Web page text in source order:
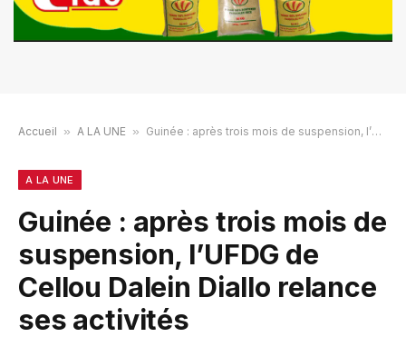
Accueil » A LA UNE » Guinée : après trois mois de suspension, l’UFDG de Cellou Dalein Diallo relance ses activités
A LA UNE
Guinée : après trois mois de
suspension, l’UFDG de
Cellou Dalein Diallo relance
ses activités